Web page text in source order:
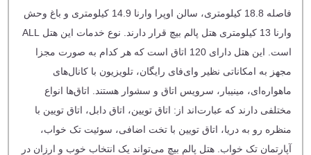
فاصله 18.8 کیلومتری، سالن اوپرا وارنا 14.9 کیلومتری و باغ وحش
وارنا 13 کیلومتری هتل پالم بیچ قرار دارند. نوع خدمات این هتل ALL
است. این هتل دارای 120 اتاق است که هر کدام به صورت مجزا
مجهز به امکاناتی نظیر وای‌فای رایگان، تلویزیون با کانال‌های
ماهواره‌ای، مینیبار، سرویس اتاق و سشوار هستند. اتاق‌ها انواع
مختلفی دارند که عبارت‌اند از: اتاق تویین، اتاق دابل، اتاق تویین با
منظره رو به دریا، اتاق تویین با تخت اضافی، سوئیت تک خواب،
آپارتمان تک خواب. هتل پالم بیچ می‌تواند یک انتخاب خوب و ارزان در